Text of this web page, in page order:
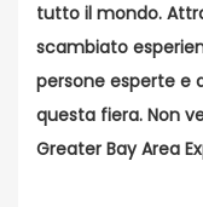
tutto il mondo.
scambiato
persone esperte e
questa fiera. Non
Greater Bay Area